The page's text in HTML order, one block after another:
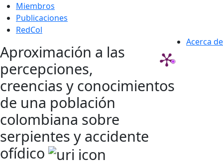
Miembros
Publicaciones
RedCol
Acerca de
Aproximación a las
percepciones,
creencias y conocimientos
de una población
colombiana sobre
serpientes y accidente
ofídico